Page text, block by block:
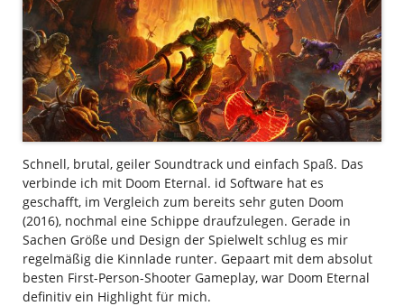
Schnell, brutal, geiler Soundtrack und einfach Spaß. Das
verbinde ich mit Doom Eternal. id Software hat es
geschafft, im Vergleich zum bereits sehr guten Doom
(2016), nochmal eine Schippe draufzulegen. Gerade in
Sachen Größe und Design der Spielwelt schlug es mir
regelmäßig die Kinnlade runter. Gepaart mit dem absolut
besten First-Person-Shooter Gameplay, war Doom Eternal
definitiv ein Highlight für mich.